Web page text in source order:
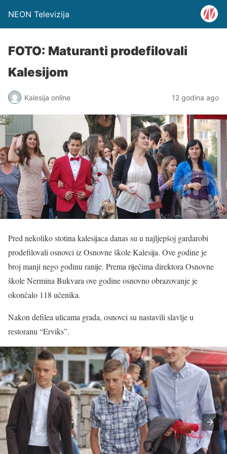
NEON Televizija
FOTO: Maturanti prodefilovali
Kalesijom
Kalesija online 12 godina ago
Pred nekoliko stotina kalesijaca danas su u najljepšoj gardarobi
prodefilovali osnovci iz Osnovne škole Kalesija. Ove godine je
broj manji nego godinu ranije. Prema riječima direktora Osnovne
škole Nermina Bukvara ove godine osnovno obrazovanje je
okončalo 118 učenika.
Nakon defilea ulicama grada, osnovci su nastavili slavlje u
restoranu “Erviks”.